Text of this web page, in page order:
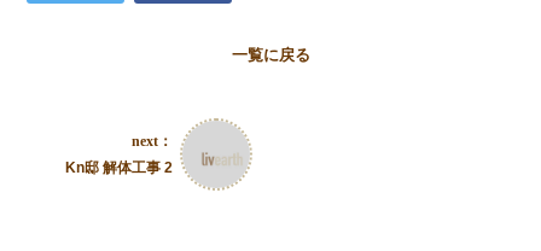
一覧に戻る
next：
Kn邸 解体工事 2